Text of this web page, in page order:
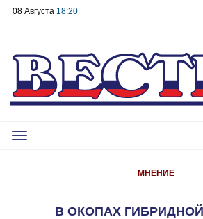
08 Августа 18:20
Toggle
МНЕНИЕ
В ОКОПАХ